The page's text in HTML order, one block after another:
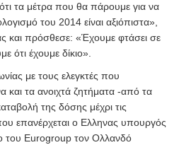
τα μέτρα που θα πάρουμε για να
του 2014 είναι αξιόπιστα»,
και πρόσθεσε: «Έχουμε φτάσει σε
ότι έχουμε δίκιο».
με τους ελεγκτές που
και τα ανοιχτά ζητήματα -από τα
της δόσης μέχρι τις
επανέρχεται ο Ελληνας υπουργός
του Eurogroup τον Ολλανδό